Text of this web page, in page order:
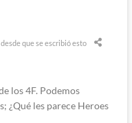
que se escribió esto
los 4F. Podemos
¿Qué les parece Heroes